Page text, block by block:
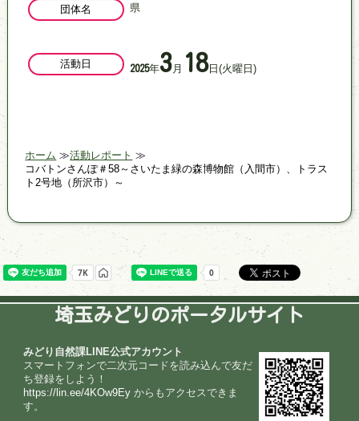
団体名 県
活動日 2025年3月 18日(火曜日)
ホーム
活動レポート
コバトンさんぽ＃58～さいたま緑の森博物館（入間市）、トラス
ト2号地（所沢市）～
埼玉みどりのポータルサイト
みどり自然課LINE公式アカウント
スマートフォンで二次元コードを読み込んで友だ
ち登録をしよう！
https://lin.ee/4KOw9Ey からもアクセスできま
す。